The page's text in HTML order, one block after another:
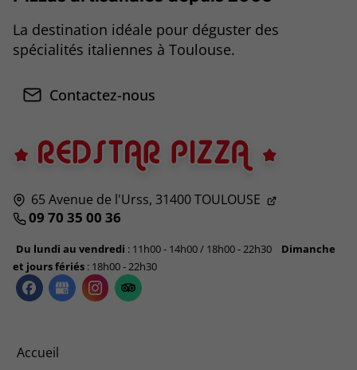
65 Avenue de l'Urss, 31400TOULOUSE
09 70 35 00 36
Du lundi au vendredi : 11h00 - 14h00 / 18h00 - 22h30
Dimanche
et jours fériés : 18h00 - 22h30
Accueil
La destination idéale pour déguster des
spécialités italiennes à Toulouse.
Contactez-nous